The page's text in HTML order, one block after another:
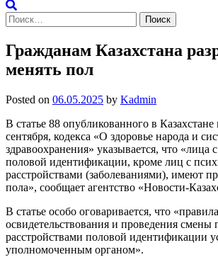
Найти:
Гражданам Казахстана
менять пол
Posted on 06.05.2025 by Kadmin
В статье 88 опубликованного в
сентября, кодекса «О здоровье народа и
здравоохранения» указывается, что «лица
половой идентификации, кроме лиц с
расстройствами (заболеваниями), имеют
пола», сообщает агентство «Новости-
В статье особо оговаривается, что
освидетельствования и проведения смены
расстройствами половой идентификации
уполномоченным органом».